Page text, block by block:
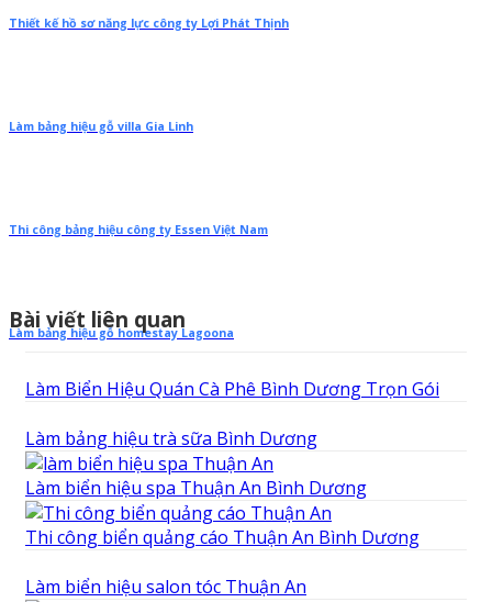
Thiết kế hồ sơ năng lực công ty Lợi Phát Thịnh
Làm bảng hiệu gỗ villa Gia Linh
Thi công bảng hiệu công ty Essen Việt Nam
Làm bảng hiệu gỗ homestay Lagoona
Bài viết liên quan
Làm Biển Hiệu Quán Cà Phê Bình Dương Trọn Gói
Làm bảng hiệu trà sữa Bình Dương
Làm biển hiệu spa Thuận An Bình Dương
Thi công biển quảng cáo Thuận An Bình Dương
Làm biển hiệu salon tóc Thuận An